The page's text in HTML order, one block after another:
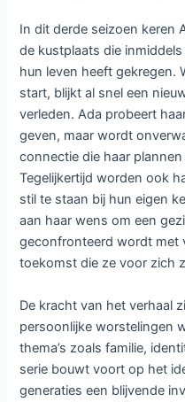
In dit derde seizoen keren
de kustplaats die
hun leven heeft gekregen.
start, blijkt al snel een
verleden. Ada probeert
geven, maar wordt
connectie die haar
Tegelijkertijd worden ook
stil te staan bij hun eigen
aan haar wens om een
geconfronteerd wordt met
toekomst die ze voor zich
De kracht van het verhaal
persoonlijke worstelingen
thema’s zoals familie,
serie bouwt voort op het
generaties een blijvende